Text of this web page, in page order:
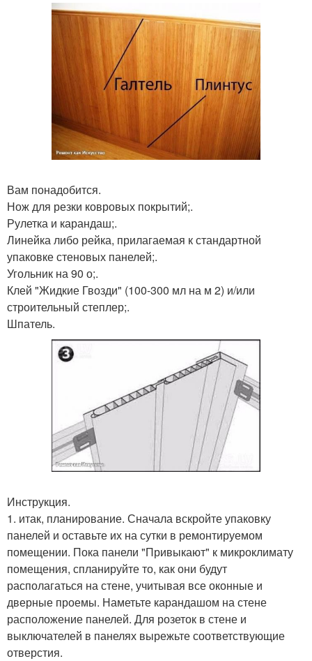
Вам понадобится.
Нож для резки ковровых покрытий;.
Рулетка и карандаш;.
Линейка либо рейка, прилагаемая к стандартной
упаковке стеновых панелей;.
Угольник на 90 о;.
Клей "Жидкие Гвозди" (100-300 мл на м 2) и/или
строительный степлер;.
Шпатель.
Инструкция.
1. итак, планирование. Сначала вскройте упаковку
панелей и оставьте их на сутки в ремонтируемом
помещении. Пока панели "Привыкают" к микроклимату
помещения, спланируйте то, как они будут
располагаться на стене, учитывая все оконные и
дверные проемы. Наметьте карандашом на стене
расположение панелей. Для розеток в стене и
выключателей в панелях вырежьте соответствующие
отверстия.